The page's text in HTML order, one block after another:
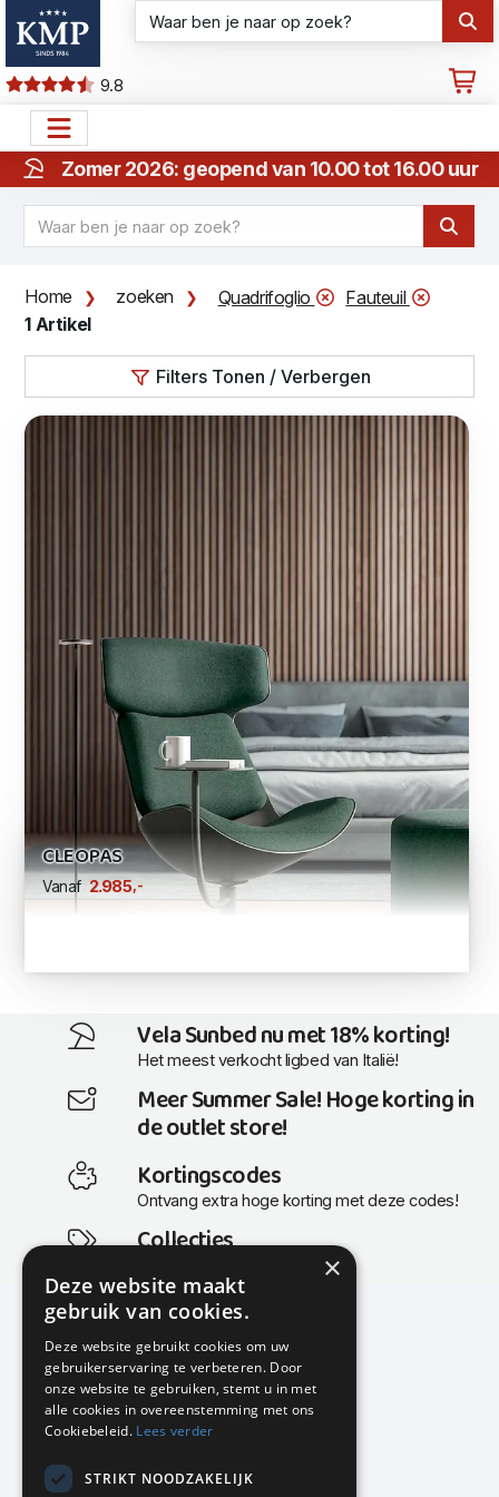
9.8
Zomer 2026: geopend van 10.00 tot 16.00 uur
Home zoeken Quadrifoglio
Fauteuil
1 Artikel
Filters Tonen / Verbergen
CLEOPAS
Vanaf 2.985 ,-
Vela Sunbed nu met 18% korting!
Het meest verkocht ligbed van Italië!
Meer Summer Sale! Hoge korting in
de outlet store!
Kortingscodes
Ontvang extra hoge korting met deze codes!
Collecties
Actuele en populaire collecties
KMP Kantoormeubilair
Airport Business Park
Frankfurtstraat 29-31
1175 RH Lijnden
020-617 01 26
×
Deze website maakt
gebruik van cookies.
Deze website gebruikt cookies om uw
gebruikerservaring te verbeteren. Door
onze website te gebruiken, stemt u in met
alle cookies in overeenstemming met ons
Cookiebeleid. Lees verder
STRIKT NOODZAKELIJK